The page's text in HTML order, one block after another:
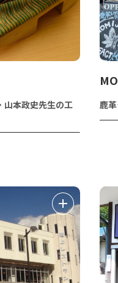
山本政史先生の工
鹿